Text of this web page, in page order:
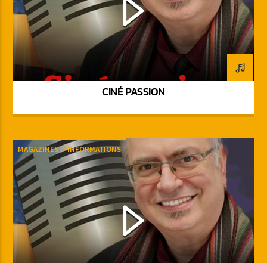
CINÉ PASSION
MAGAZINES D'INFORMATIONS